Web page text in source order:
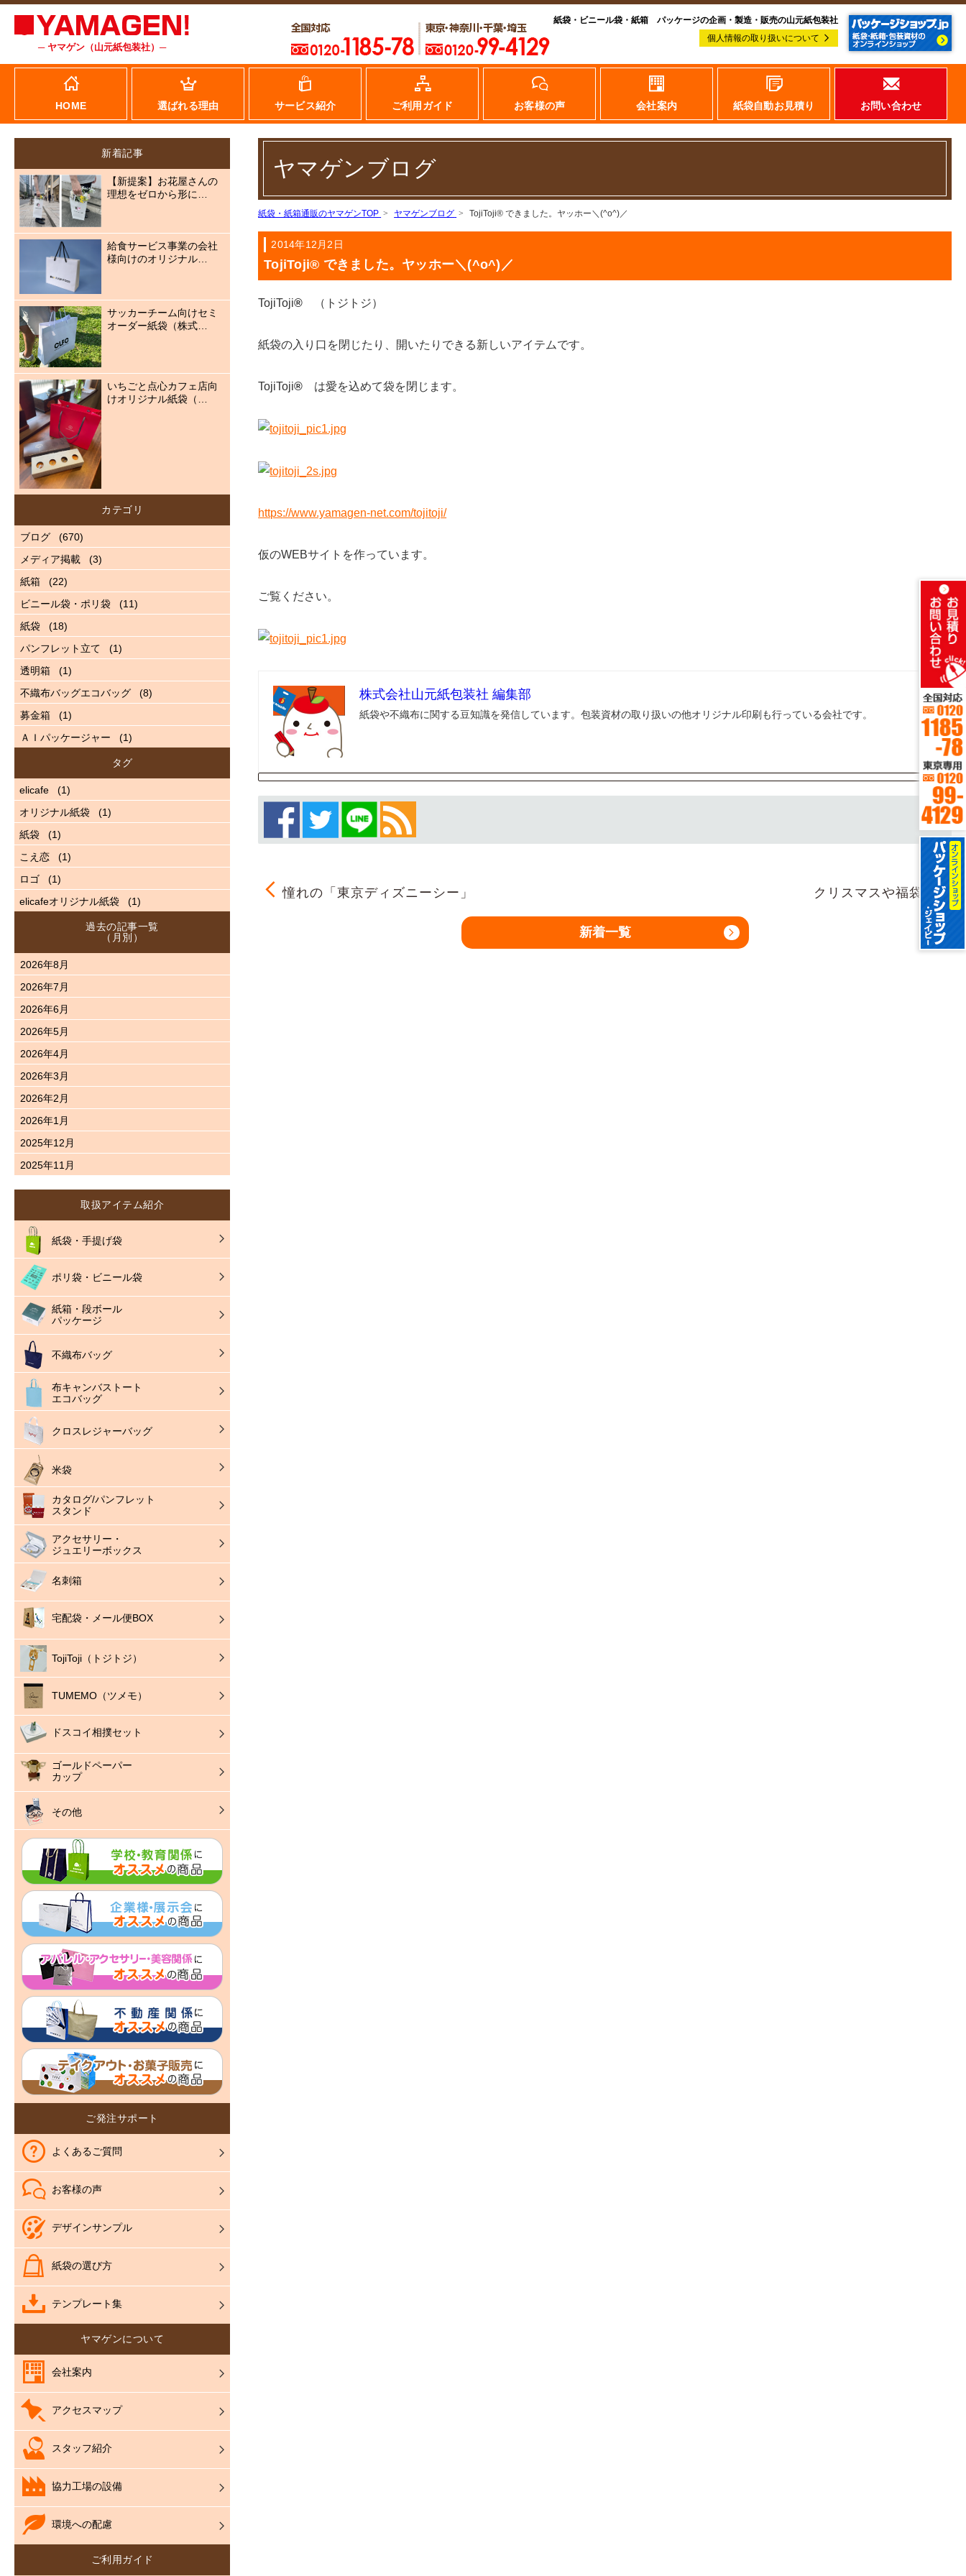
─ ヤマゲン（山元紙包装社）─
紙袋・ビニール袋・紙箱 パッケージの企画・製造・販売の山元紙包装社
個人情報の取り扱いについて
HOME 選ばれる理由 サービス紹介 ご利用ガイド お客様の声 会社案内 紙袋自動お見積り お問い合わせ
ヤマゲンブログ
紙袋・紙箱通販のヤマゲンTOP ヤマゲンブログ TojiToji® できました。ヤッホー＼(^o^)／
2014年12月2日
TojiToji® できました。ヤッホー＼(^o^)／
TojiToji® （トジトジ）
紙袋の入り口を閉じたり、開いたりできる新しいアイテムです。
TojiToji® は愛を込めて袋を閉じます。
https://www.yamagen-net.com/tojitoji/
仮のWEBサイトを作っています。
ご覧ください。
株式会社山元紙包装社 編集部
紙袋や不織布に関する豆知識を発信しています。包装資材の取り扱いの他オリジナル印刷も行っている会社です。
憧れの「東京ディズニーシー」 クリスマスや福袋
新着一覧
新着記事
【新提案】お花屋さんの
理想をゼロから形に…
給食サービス事業の会社
様向けのオリジナル…
サッカーチーム向けセミ
オーダー紙袋（株式…
いちごと点心カフェ店向
けオリジナル紙袋（…
カテゴリ
ブログ
(670)
メディア掲載
(3)
紙箱
(22)
ビニール袋・ポリ袋
(11)
紙袋
(18)
パンフレット立て
(1)
透明箱
(1)
不織布バッグエコバッグ
(8)
募金箱
(1)
ＡＩパッケージャー
(1)
タグ
elicafe
(1)
オリジナル紙袋
(1)
紙袋
(1)
こえ恋
(1)
ロゴ
(1)
elicafeオリジナル紙袋
(1)
過去の記事一覧
（月別）
2026年8月
2026年7月
2026年6月
2026年5月
2026年4月
2026年3月
2026年2月
2026年1月
2025年12月
2025年11月
取扱アイテム紹介
紙袋・手提げ袋
ポリ袋・ビニール袋
紙箱・段ボール
パッケージ
不織布バッグ
布キャンバストート
エコバッグ
クロスレジャーバッグ
米袋
カタログ/パンフレット
スタンド
アクセサリー・
ジュエリーボックス
名刺箱
宅配袋・メール便BOX
TojiToji（トジトジ）
TUMEMO（ツメモ）
ドスコイ相撲セット
ゴールドペーパー
カップ
その他
ご発注サポート
よくあるご質問
お客様の声
デザインサンプル
紙袋の選び方
テンプレート集
ヤマゲンについて
会社案内
アクセスマップ
スタッフ紹介
協力工場の設備
環境への配慮
ご利用ガイド